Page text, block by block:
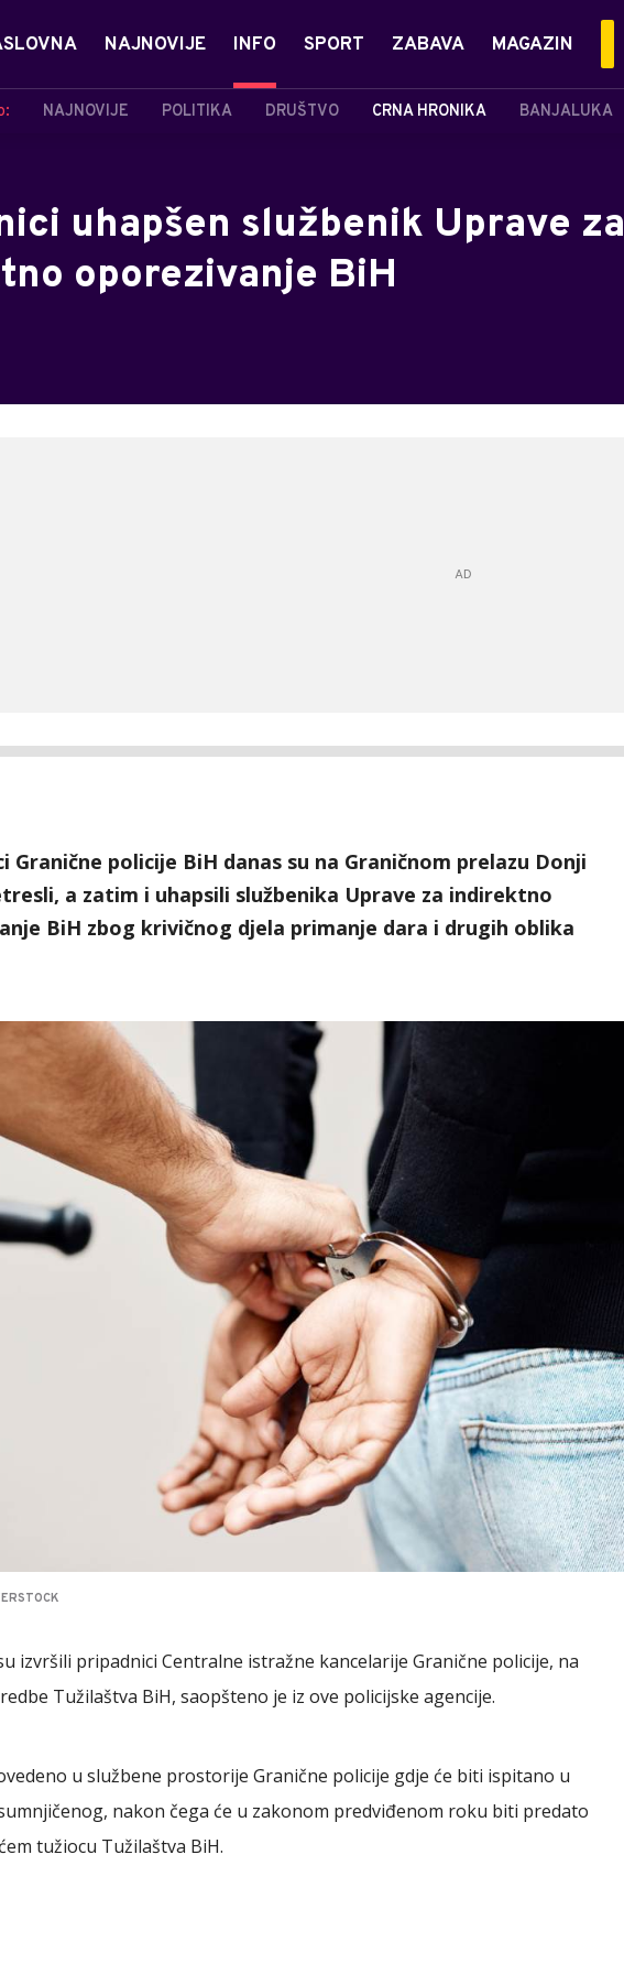
NAJNOVIJE INFO
NAJNOVIJE POLITIKA DRUŠTVO CRNA HRONIKA BANJALUKA
SPORT ZABAVA MAGAZIN
uhapšen službenik Uprave za
oporezivanje BiH
Granične policije BiH danas su na Graničnom prelazu Donji
a zatim i uhapsili službenika Uprave za indirektno
BiH zbog krivičnog djela primanje dara i drugih oblika
izvršili pripadnici Centralne istražne kancelarije Granične policije, na
Tužilaštva BiH, saopšteno je iz ove policijske agencije.
u službene prostorije Granične policije gdje će biti ispitano u
nakon čega će u zakonom predviđenom roku biti predato
tužiocu Tužilaštva BiH.